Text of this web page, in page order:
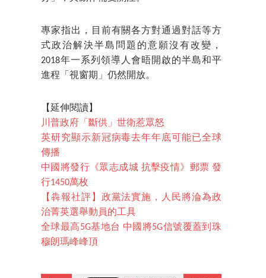
專家指出，目前有關各方對通過對話等方
式政治解決半島問題的意願沒有改變，
2018年一系列領導人會晤開啟的半島和平
進程「視窗期」仍然開放。
【延伸閱讀】
川普政府「斷供」世衛惹眾怒
英研究顯示新冠病毒去年年底可能已全球
傳播
中國將發行《眾志成城 抗擊疫情》郵票 發
行1450萬枚
【犇報社評】政黨法實施，人民將淪為政
治菁英選舉動員的工具
全球最高5G基地台 中國將5G信號覆蓋到珠
穆朗瑪峰峰頂